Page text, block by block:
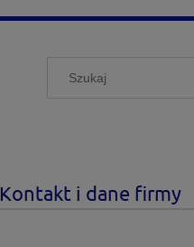
Kontakt i dane firmy